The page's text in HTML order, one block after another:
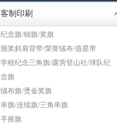
客制印刷
纪念旗/锦旗/奖旗
颁奖斜肩背带/荣誉绒布/值星带
学校纪念三角旗/露营登山社/球队纪
念旗
绒布旗/烫金奖旗
串旗/连续旗/三角串旗
手摇旗